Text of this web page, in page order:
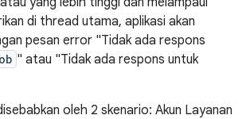
di thread utama, aplikasi akan
pesan error "Tidak ada respons
" atau "Tidak ada respons untuk
oleh 2 skenario: Akun Layanan